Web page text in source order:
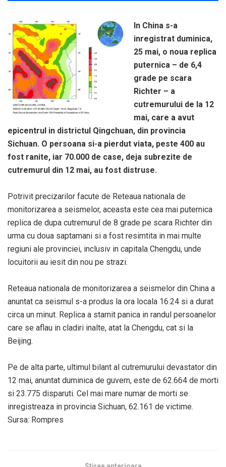
In China s-a
inregistrat duminica,
25 mai, o noua replica
puternica – de 6,4
grade pe scara
Richter – a
cutremurului de la 12
mai, care a avut
epicentrul in districtul Qingchuan, din provincia
Sichuan. O persoana si-a pierdut viata, peste 400 au
fost ranite, iar 70.000 de case, deja subrezite de
cutremurul din 12 mai, au fost distruse.
Potrivit precizarilor facute de Reteaua nationala de
monitorizarea a seismelor, aceasta este cea mai puternica
replica de dupa cutremurul de 8 grade pe scara Richter din
urma cu doua saptamani si a fost resimtita in mai multe
regiuni ale provinciei, inclusiv in capitala Chengdu, unde
locuitorii au iesit din nou pe strazi.
Reteaua nationala de monitorizarea a seismelor din China a
anuntat ca seismul s-a produs la ora locala 16.24 si a durat
circa un minut. Replica a starnit panica in randul persoanelor
care se aflau in cladiri inalte, atat la Chengdu, cat si la
Beijing.
Pe de alta parte, ultimul bilant al cutremurului devastator din
12 mai, anuntat duminica de guvern, este de 62.664 de morti
si 23.775 disparuti. Cel mai mare numar de morti se
inregistreaza in provincia Sichuan, 62.161 de victime.
Sursa: Rompres